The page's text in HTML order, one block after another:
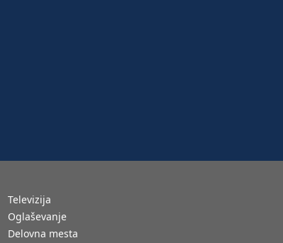
Televizija
Oglaševanje
Delovna mesta